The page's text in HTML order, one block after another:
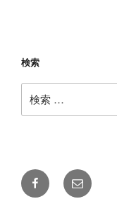
検索
索:
Facebook
メ
ー